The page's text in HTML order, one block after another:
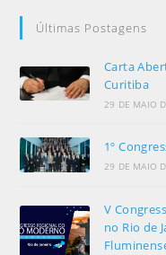
Últimas Postagens
Carta
Curitiba
29 DE MAIO
1º
29 DE MAIO
V
no Rio de